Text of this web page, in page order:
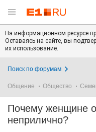
На информационном ресурсе
Оставаясь на сайте, вы
их использование.
Поиск по форумам
Общение Общество
Почему женщине
неприлично?